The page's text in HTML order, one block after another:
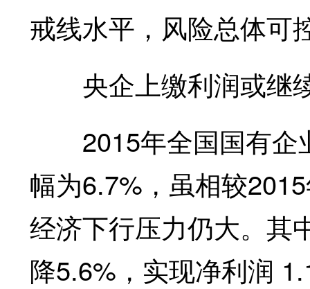
戒线水平，风险总体可
央企上缴利润或继
2015年全国国有企
幅为6.7%，虽相较
经济下行压力仍大。其
降5.6%，实现净利润